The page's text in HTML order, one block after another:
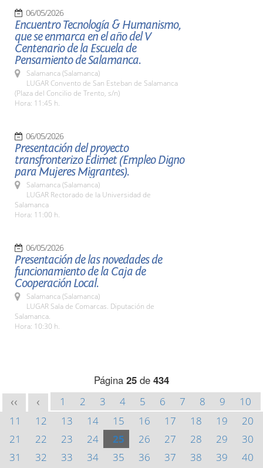
06/05/2026
Encuentro Tecnología & Humanismo,
que se enmarca en el año del V
Centenario de la Escuela de
Pensamiento de Salamanca.
Salamanca (Salamanca)
LUGAR Convento de San Esteban de Salamanca
(Plaza del Concilio de Trento, s/n)
Hora: 11:45 h.
06/05/2026
Presentación del proyecto
transfronterizo Edimet (Empleo Digno
para Mujeres Migrantes).
Salamanca (Salamanca)
LUGAR Rectorado de la Universidad de
Salamanca
Hora: 11:00 h.
06/05/2026
Presentación de las novedades de
funcionamiento de la Caja de
Cooperación Local.
Salamanca (Salamanca)
LUGAR Sala de Comarcas. Diputación de
Salamanca.
Hora: 10:30 h.
Página 25 de 434
<< < 1 2 3 4 5 6 7 8 9
10
11
12 13 14 15 16 17 18 19
20
21
22 23 24 25 26 27 28 29
30
31
32 33 34 35 36 37 38 39
40